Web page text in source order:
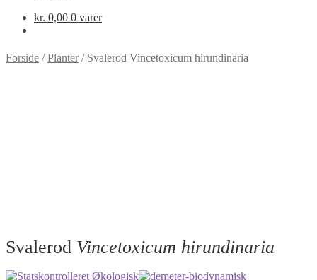
kr. 0,00 0 varer
Forside /Planter/ Svalerod Vincetoxicum hirundinaria
Svalerod Vincetoxicum hirundinaria